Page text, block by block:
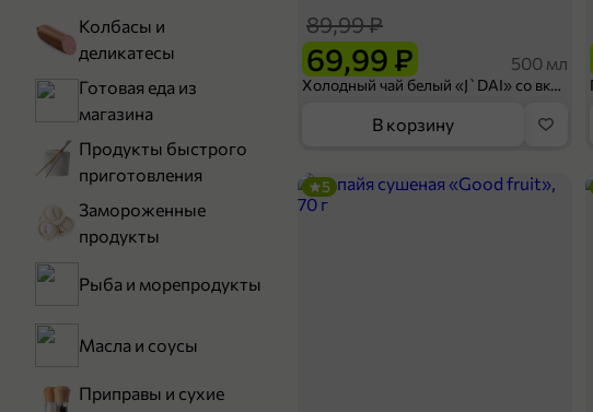
Колбасы и
деликатесы
Готовая еда из
магазина
Продукты быстрого
приготовления
Замороженные
продукты
Рыба и морепродукты
Масла и соусы
Приправы и сухие
69,99 ₽
89,99 ₽
500 мл
Холодный чай белый «J`DAI» со вкусом белого персика, 500 мл
В корзину
5